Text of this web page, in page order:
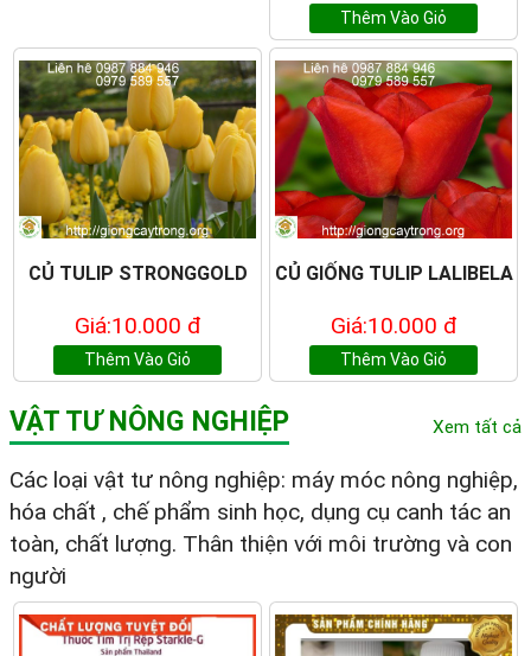
Thêm Vào Giỏ
CỦ TULIP STRONGGOLD
Giá:10.000 đ
Thêm Vào Giỏ
CỦ GIỐNG TULIP LALIBELA
Giá:10.000 đ
Thêm Vào Giỏ
VẬT TƯ NÔNG NGHIỆP Xem tất cả
Các loại vật tư nông nghiệp: máy móc nông nghiệp,
hóa chất , chế phẩm sinh học, dụng cụ canh tác an
toàn, chất lượng. Thân thiện với môi trường và con
người